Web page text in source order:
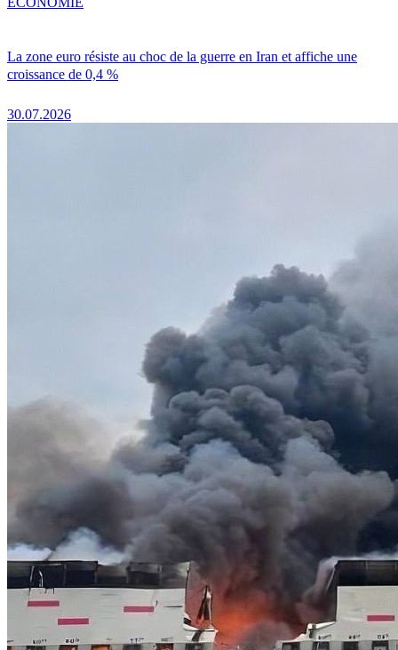
La zone euro résiste au choc de la guerre en Iran et affiche une
croissance de 0,4 %
30.07.2026